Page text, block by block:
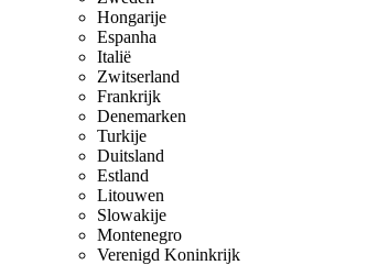
Hongarije
Espanha
Italië
Zwitserland
Frankrijk
Denemarken
Turkije
Duitsland
Estland
Litouwen
Slowakije
Montenegro
Verenigd Koninkrijk